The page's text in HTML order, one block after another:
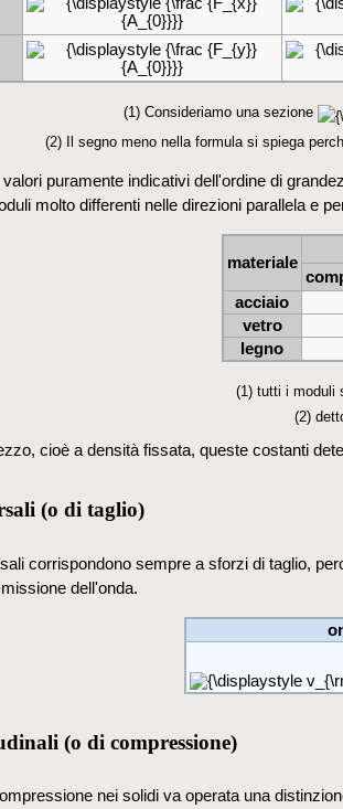
(1) Consideriamo una sezione
(2) Il segno meno nella formula si spiega
puramente indicativi dell'ordine di
molto differenti nelle direzioni parallela e
materiale
acciaio
vetro
legno
(1) tutti i moduli
(2)
cioè a densità fissata, queste costanti
(o di taglio)
corrispondono sempre a sforzi di taglio,
dell'onda.
(o di compressione)
nei solidi va operata una